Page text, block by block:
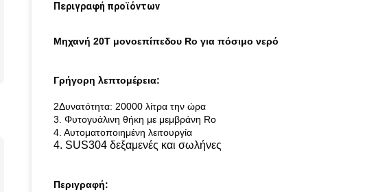
Περιγραφή προϊόντων
Μηχανή 20T μονοεπίπεδου Ro για πόσιμο νερό
Γρήγορη λεπτομέρεια:
2Δυνατότητα: 20000 λίτρα την ώρα
3. Φυτογυάλινη θήκη με μεμβράνη Ro
4. Αυτοματοποιημένη λειτουργία
4. SUS304 δεξαμενές και σωλήνες
Περιγραφή: